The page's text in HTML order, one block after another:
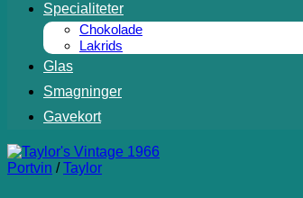
Specialiteter
Chokolade
Lakrids
Glas
Smagninger
Gavekort
Portvin / Taylor